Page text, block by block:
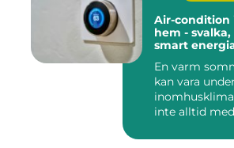
Air-condition
hem -
smart
En varm
kan vara
inte alltid